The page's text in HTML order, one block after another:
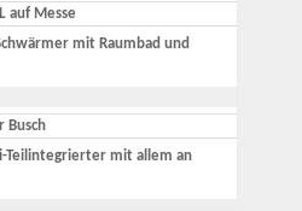
mit Raumbad und
Teilintegrierter mit allem an